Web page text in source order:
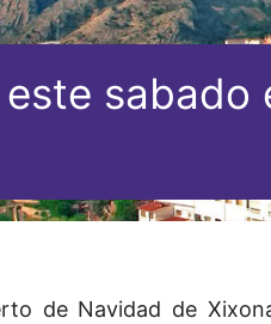
este
de Navidad de